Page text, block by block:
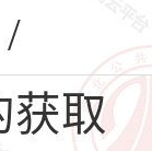
获取